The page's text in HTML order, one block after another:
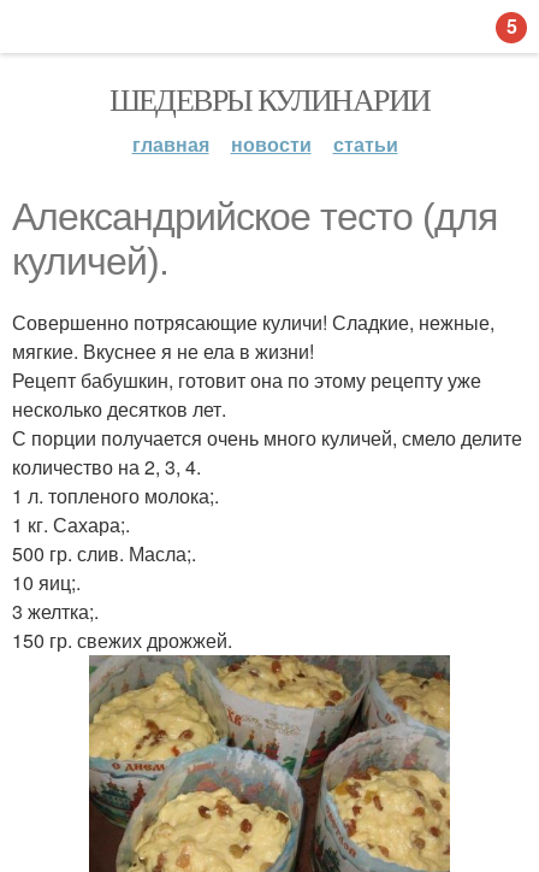
ШЕДЕВРЫ КУЛИНАРИИ
главная новости статьи
Александрийское тесто (для
куличей).
Совершенно потрясающие куличи! Сладкие, нежные,
мягкие. Вкуснее я не ела в жизни!
Рецепт бабушкин, готовит она по этому рецепту уже
несколько десятков лет.
С порции получается очень много куличей, смело делите
количество на 2, 3, 4.
1 л. топленого молока;.
1 кг. Сахара;.
500 гр. слив. Масла;.
10 яиц;.
3 желтка;.
150 гр. свежих дрожжей.
5